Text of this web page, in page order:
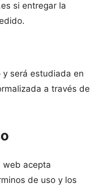
si entregar la
y será estudiada en
a través de
web acepta
de uso y los